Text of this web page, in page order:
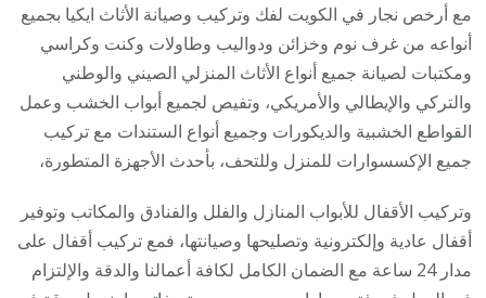
مع أرخص نجار في الكويت لفك وتركيب وصيانة الأثاث ايكيا بجميع
أنواعه من غرف نوم وخزائن ودواليب وطاولات وكنت وكراسي
ومكتبات لصيانة جميع أنواع الأثاث المنزلي الصيني والوطني
والتركي والإيطالي والأمريكي، وتفيص لجميع أبواب الخشب وعمل
القواطع الخشبية والديكورات وجميع أنواع الستندات مع تركيب
جميع الإكسسوارات للمنزل وللتحف، بأحدث الأجهزة المتطورة،
وتركيب الأقفال للأبواب المنازل والفلل والفنادق والمكاتب وتوفير
أقفال عادية وإلكترونية وتصليحها وصيانتها، فمع تركيب أقفال على
مدار 24 ساعة مع الضمان الكامل لكافة أعمالنا والدقة والإلتزام